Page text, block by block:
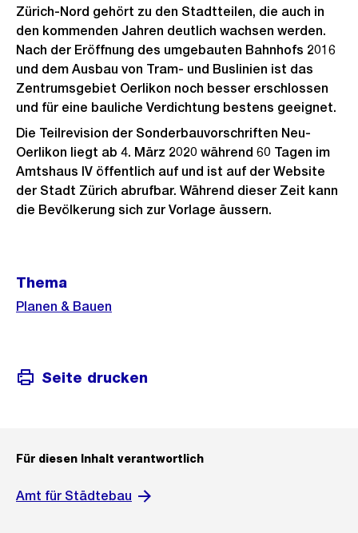
Zürich-Nord gehört zu den Stadtteilen, die auch in
den kommenden Jahren deutlich wachsen werden.
Nach der Eröffnung des umgebauten Bahnhofs 2016
und dem Ausbau von Tram- und Buslinien ist das
Zentrumsgebiet Oerlikon noch besser erschlossen
und für eine bauliche Verdichtung bestens geeignet.
Die Teilrevision der Sonderbauvorschriften Neu-
Oerlikon liegt ab 4. März 2020 während 60 Tagen im
Amtshaus IV öffentlich auf und ist auf der Website
der Stadt Zürich abrufbar. Während dieser Zeit kann
die Bevölkerung sich zur Vorlage äussern.
Informationen
Thema
Planen & Bauen
Seite drucken
Für diesen Inhalt verantwortlich
Amt für Städtebau